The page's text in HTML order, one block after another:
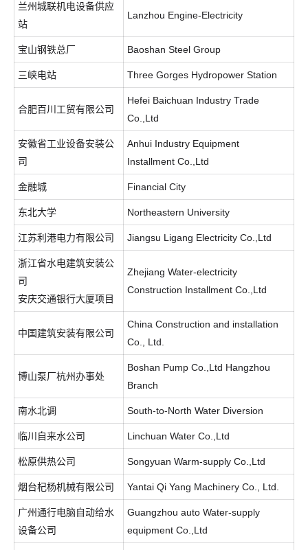
兰州城联机电设备供应
站
Lanzhou Engine-Electricity
宝山钢铁总厂 Baoshan Steel Group
三峡电站 Three Gorges Hydropower Station
合肥百川工贸有限公司
Hefei Baichuan Industry Trade
Co.,Ltd
安徽省工业设备安装公
司
Anhui Industry Equipment
Installment Co.,Ltd
金融城 Financial City
东北大学 Northeastern University
江苏利港电力有限公司 Jiangsu Ligang Electricity Co.,Ltd
浙江省水电建筑安装公
司
安庆交通银行大厦项目
Zhejiang Water-electricity
Construction Installment Co.,Ltd
中国建筑安装有限公司
China Construction and installation
Co., Ltd.
博山泵厂杭州办事处
Boshan Pump Co.,Ltd Hangzhou
Branch
南水北调 South-to-North Water Diversion
临川自来水公司 Linchuan Water Co.,Ltd
松原供热公司 Songyuan Warm-supply Co.,Ltd
烟台杞杨机械有限公司 Yantai Qi Yang Machinery Co., Ltd.
广州通行电脑自动给水
设备公司
Guangzhou auto Water-supply
equipment Co.,Ltd